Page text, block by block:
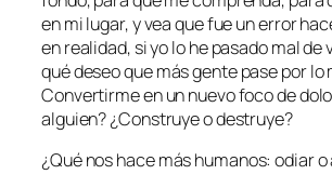
en mi lugar, y vea que fue un error
en realidad, si yo lo he pasado mal de
qué deseo que más gente pase por lo
Convertirme en un nuevo foco de
alguien? ¿Construye o destruye?
¿Qué nos hace más humanos: odiar